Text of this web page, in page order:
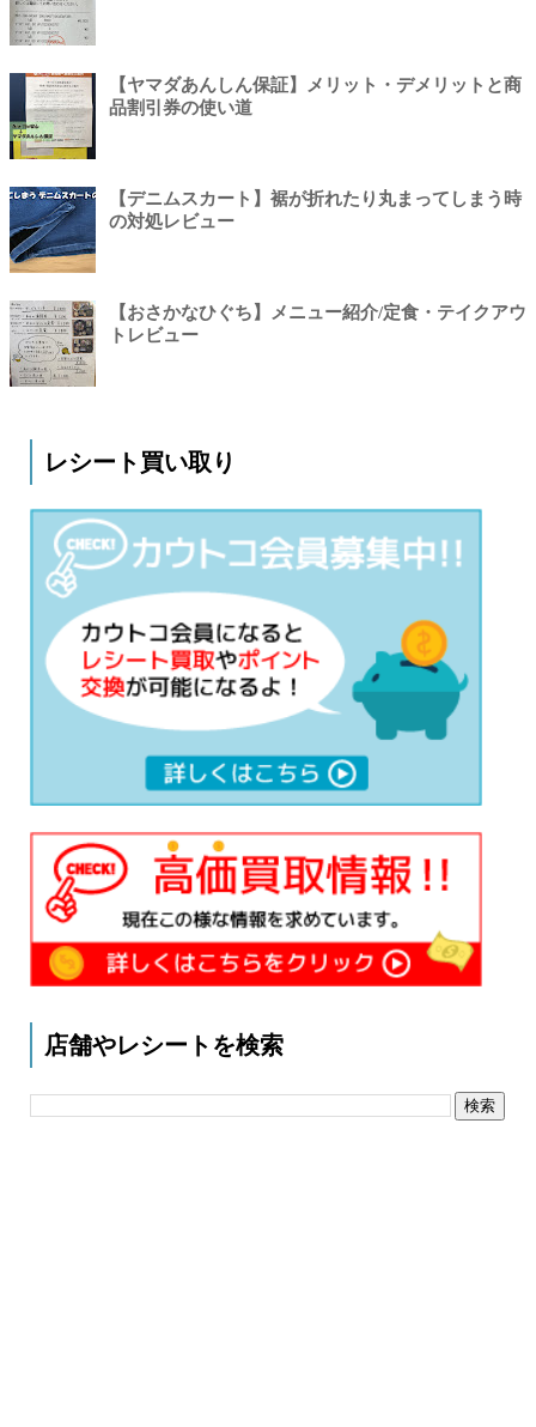
【ヤマダあんしん保証】メリット・デメリットと商
品割引券の使い道
【デニムスカート】裾が折れたり丸まってしまう時
の対処レビュー
【おさかなひぐち】メニュー紹介/定食・テイクアウ
トレビュー
レシート買い取り
店舗やレシートを検索